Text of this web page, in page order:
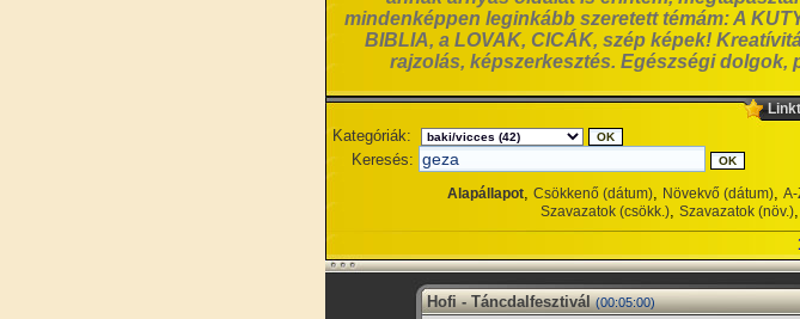
mindenképpen leginkább szeretett témám: A
BIBLIA, a LOVAK, CICÁK, szép képek!
rajzolás, képszerkesztés. Egészségi dolgok,
Kategóriák:
Keresés:
Alapállapot, Csökkenő (dátum), Növekvő (dátum),
Szavazatok (csökk.), Szavazatok (növ.),
Hofi - Táncdalfesztivál (00:05:00)